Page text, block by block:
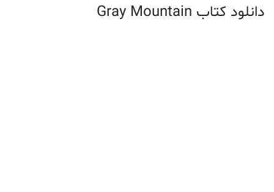
دانلود کتاب Gray Mountain